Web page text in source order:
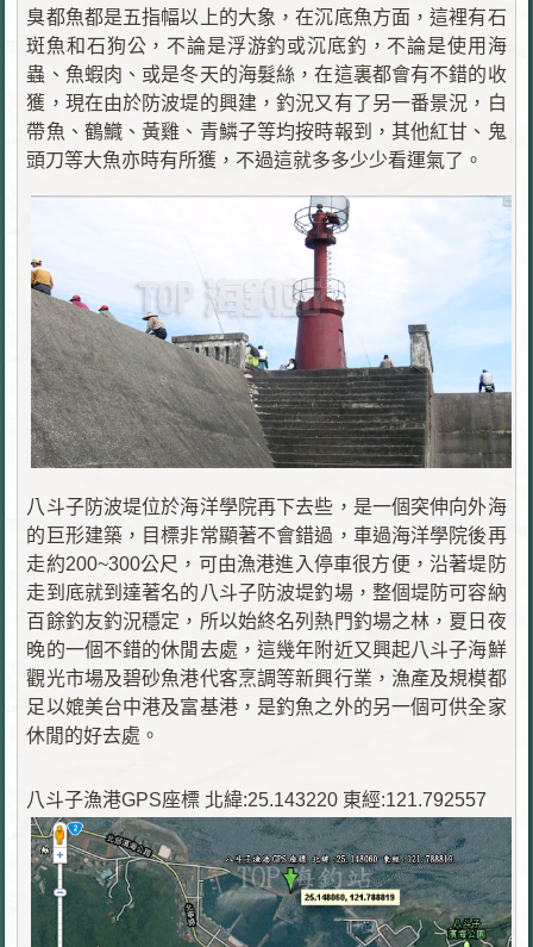
臭都魚都是五指幅以上的大象，在沉底魚方面，這裡有石
斑魚和石狗公，不論是浮游釣或沉底釣，不論是使用海
蟲、魚蝦肉、或是冬天的海髮絲，在這裏都會有不錯的收
獲，現在由於防波堤的興建，釣況又有了另一番景況，白
帶魚、鶴鱵、黃雞、青鱗子等均按時報到，其他紅甘、鬼
頭刀等大魚亦時有所獲，不過這就多多少少看運氣了。
八斗子防波堤位於海洋學院再下去些，是一個突伸向外海
的巨形建築，目標非常顯著不會錯過，車過海洋學院後再
走約200~300公尺，可由漁港進入停車很方便，沿著堤防
走到底就到達著名的八斗子防波堤釣場，整個堤防可容納
百餘釣友釣況穩定，所以始終名列熱門釣場之林，夏日夜
晚的一個不錯的休閒去處，這幾年附近又興起八斗子海鮮
觀光市場及碧砂魚港代客烹調等新興行業，漁產及規模都
足以媲美台中港及富基港，是釣魚之外的另一個可供全家
休閒的好去處。
八斗子漁港GPS座標 北緯:25.143220 東經:121.792557